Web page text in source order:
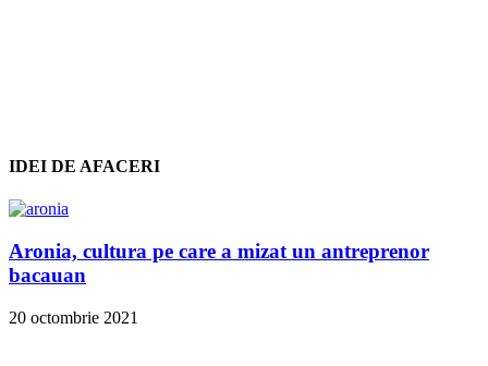
IDEI DE AFACERI
Aronia, cultura pe care a mizat un antreprenor
bacauan
20 octombrie 2021